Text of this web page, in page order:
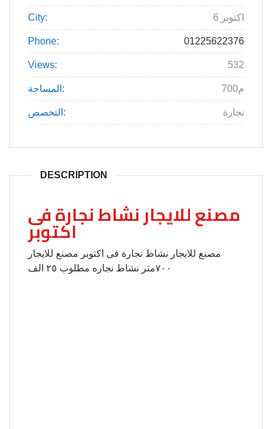
City: 6 اكتوبر
Phone: 01225622376
Views: 532
المساحة: 700م
التخصص: نجارة
DESCRIPTION
مصنع للايجار نشاط نجارة فى
اكتوبر
مصنع للايجار نشاط نجارة فى اكتوبر مصنع للايجار
٧٠٠متر نشاط نجاره مطلوب ٢٥ الف